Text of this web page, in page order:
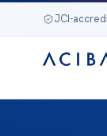
JCI-